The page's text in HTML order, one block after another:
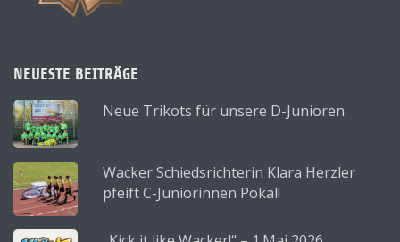
NEUESTE BEITRÄGE
Neue Trikots für unsere D-Junioren
Wacker Schiedsrichterin Klara Herzler
pfeift C-Juniorinnen Pokal!